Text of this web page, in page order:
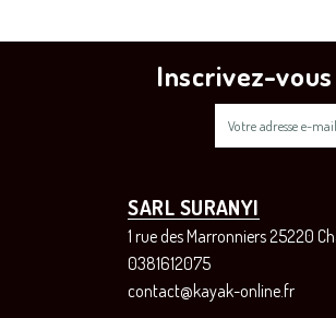
Inscrivez-
SARL SURANYI
1 rue des Marronniers 25220
0381612075
contact@kayak-online.fr